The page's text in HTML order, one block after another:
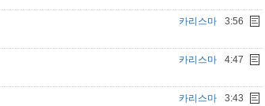
카리스마 3:56
카리스마 4:47
카리스마 3:43